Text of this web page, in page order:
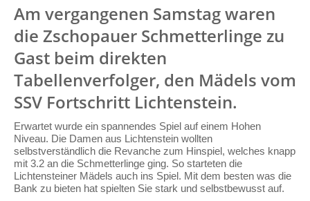
Am vergangenen Samstag waren
die Zschopauer Schmetterlinge zu
Gast beim direkten
Tabellenverfolger, den Mädels vom
SSV Fortschritt Lichtenstein.
Erwartet wurde ein spannendes Spiel auf einem Hohen
Niveau. Die Damen aus Lichtenstein wollten
selbstverständlich die Revanche zum Hinspiel, welches knapp
mit 3.2 an die Schmetterlinge ging. So starteten die
Lichtensteiner Mädels auch ins Spiel. Mit dem besten was die
Bank zu bieten hat spielten Sie stark und selbstbewusst auf.